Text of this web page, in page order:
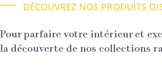
DÉCOUVREZ NOS PRODUITS
Pour parfaire votre intérieur et
la découverte de nos collections